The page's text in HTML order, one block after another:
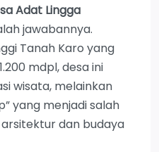
Adat Lingga
jawabannya.
Tanah Karo yang
mdpl, desa ini
wisata, melainkan
yang menjadi salah
dan budaya